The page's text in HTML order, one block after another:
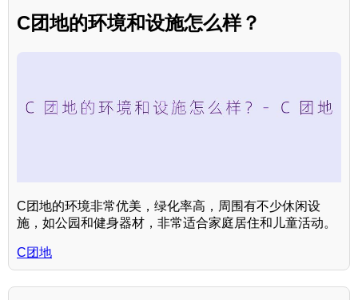
C团地的环境和设施怎么样？
C团地的环境非常优美，绿化率高，周围有不少休闲设
施，如公园和健身器材，非常适合家庭居住和儿童活动。
C团地